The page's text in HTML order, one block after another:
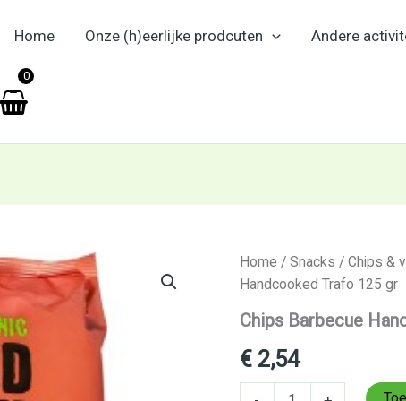
Home Onze (h)eerlijke prodcuten Andere
0
Home / Snacks / Chips &
Handcooked Trafo 125 gr
Chips Barbecue
€2,54
Chips
Barbecue
Trafo
125
gr
aantal